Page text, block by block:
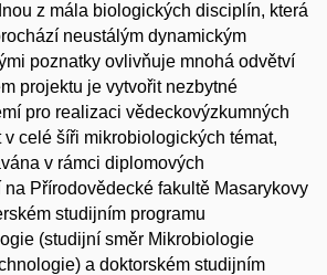
z mála biologických disciplín, která
neustálým dynamickým
poznatky ovlivňuje mnohá odvětví
projektu je vytvořit nezbytné
pro realizaci vědeckovýzkumných
celé šíři mikrobiologických témat,
v rámci diplomových
Přírodovědecké fakultě Masarykovy
studijním programu
(studijní směr Mikrobiologie
a doktorském studijním